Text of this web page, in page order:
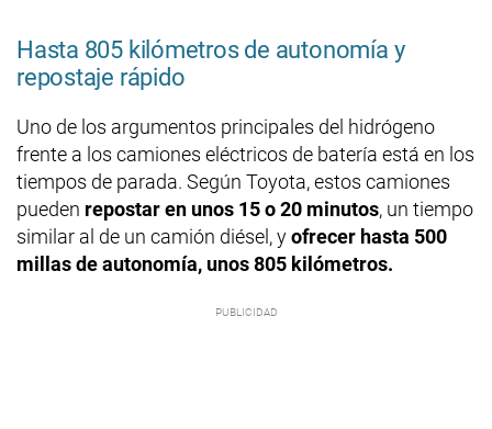
Hasta 805 kilómetros de autonomía y
repostaje rápido
Uno de los argumentos principales del hidrógeno
frente a los camiones eléctricos de batería está en los
tiempos de parada. Según Toyota, estos camiones
pueden repostar en unos 15 o 20 minutos, un tiempo
similar al de un camión diésel, yofrecer hasta 500
millas de autonomía, unos 805 kilómetros.